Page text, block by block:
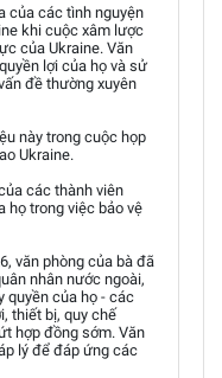
của các tình nguyện
khi cuộc xâm lược
của Ukraine. Văn
lợi của họ và sử
đề thường xuyên
này trong cuộc họp
Ukraine.
các thành viên
họ trong việc bảo vệ
văn phòng của bà đã
nhân nước ngoài,
quyền của họ - các
thiết bị, quy chế
hợp đồng sớm. Văn
lý để đáp ứng các